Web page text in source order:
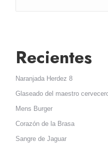
Recientes
Naranjada Herdez 8
Glaseado del maestro
Mens Burger
Corazón de la Brasa
Sangre de Jaguar